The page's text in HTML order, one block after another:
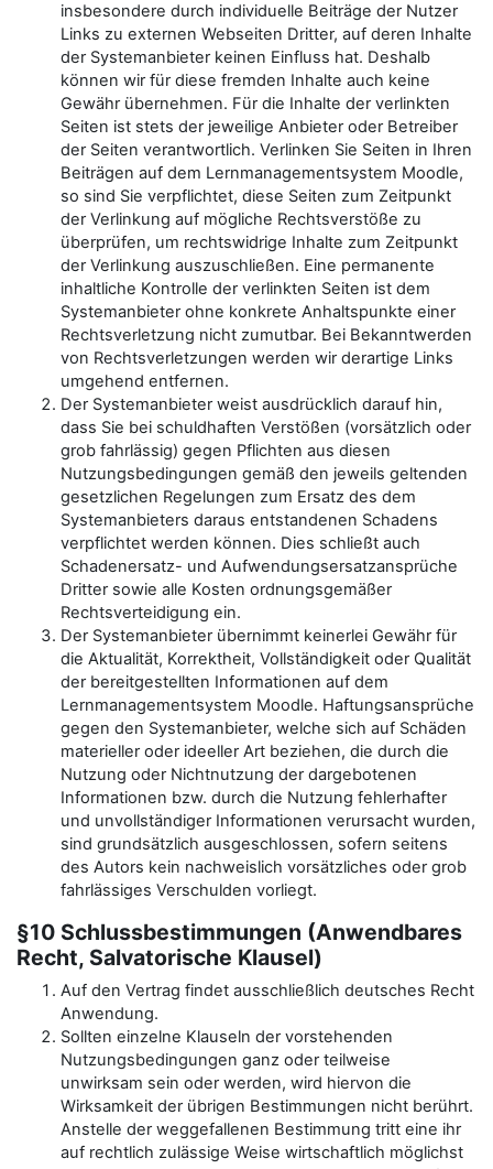
insbesondere durch individuelle Beiträge der Nutzer
Links zu externen Webseiten Dritter, auf deren Inhalte
der Systemanbieter keinen Einfluss hat. Deshalb
können wir für diese fremden Inhalte auch keine
Gewähr übernehmen. Für die Inhalte der verlinkten
Seiten ist stets der jeweilige Anbieter oder Betreiber
der Seiten verantwortlich. Verlinken Sie Seiten in Ihren
Beiträgen auf dem Lernmanagementsystem Moodle,
so sind Sie verpflichtet, diese Seiten zum Zeitpunkt
der Verlinkung auf mögliche Rechtsverstöße zu
überprüfen, um rechtswidrige Inhalte zum Zeitpunkt
der Verlinkung auszuschließen. Eine permanente
inhaltliche Kontrolle der verlinkten Seiten ist dem
Systemanbieter ohne konkrete Anhaltspunkte einer
Rechtsverletzung nicht zumutbar. Bei Bekanntwerden
von Rechtsverletzungen werden wir derartige Links
umgehend entfernen.
Der Systemanbieter weist ausdrücklich darauf hin,
dass Sie bei schuldhaften Verstößen (vorsätzlich oder
grob fahrlässig) gegen Pflichten aus diesen
Nutzungsbedingungen gemäß den jeweils geltenden
gesetzlichen Regelungen zum Ersatz des dem
Systemanbieters daraus entstandenen Schadens
verpflichtet werden können. Dies schließt auch
Schadenersatz- und Aufwendungsersatzansprüche
Dritter sowie alle Kosten ordnungsgemäßer
Rechtsverteidigung ein.
Der Systemanbieter übernimmt keinerlei Gewähr für
die Aktualität, Korrektheit, Vollständigkeit oder Qualität
der bereitgestellten Informationen auf dem
Lernmanagementsystem Moodle. Haftungsansprüche
gegen den Systemanbieter, welche sich auf Schäden
materieller oder ideeller Art beziehen, die durch die
Nutzung oder Nichtnutzung der dargebotenen
Informationen bzw. durch die Nutzung fehlerhafter
und unvollständiger Informationen verursacht wurden,
sind grundsätzlich ausgeschlossen, sofern seitens
des Autors kein nachweislich vorsätzliches oder grob
fahrlässiges Verschulden vorliegt.
§10 Schlussbestimmungen (Anwendbares
Recht, Salvatorische Klausel)
Auf den Vertrag findet ausschließlich deutsches Recht
Anwendung.
Sollten einzelne Klauseln der vorstehenden
Nutzungsbedingungen ganz oder teilweise
unwirksam sein oder werden, wird hiervon die
Wirksamkeit der übrigen Bestimmungen nicht berührt.
Anstelle der weggefallenen Bestimmung tritt eine ihr
auf rechtlich zulässige Weise wirtschaftlich möglichst